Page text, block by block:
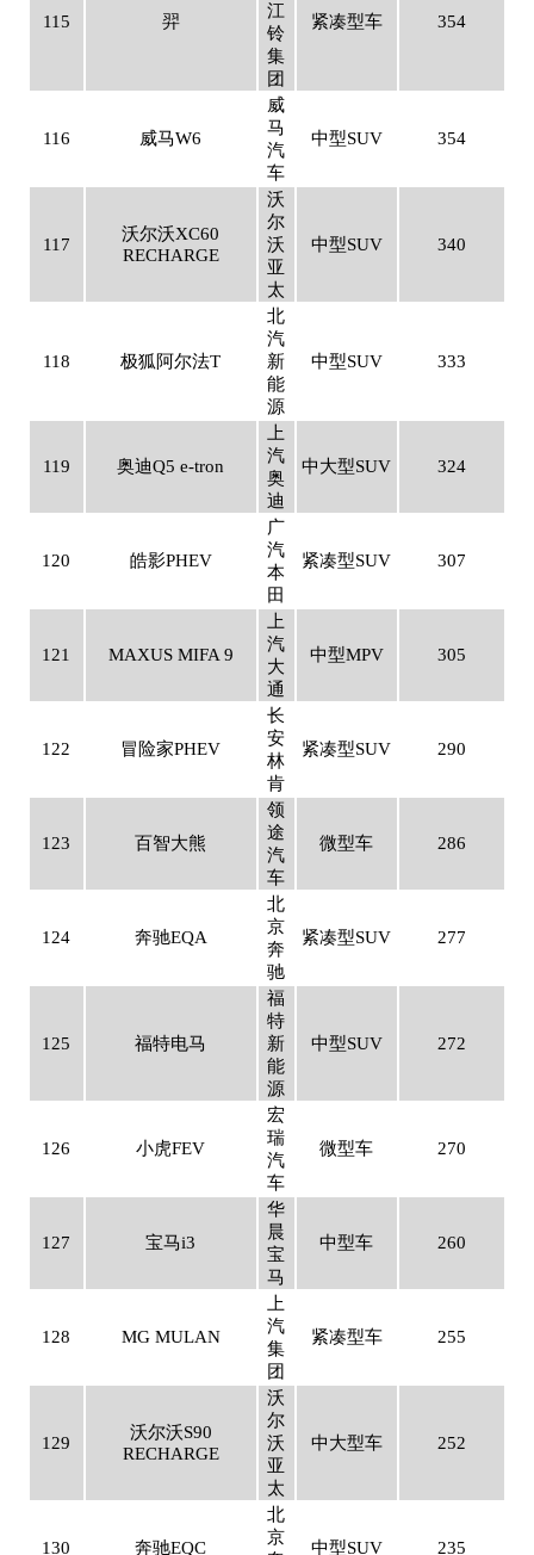
115 羿
江
铃
集
团
紧凑型车 354
116 威马W6
威
马
汽
车
中型SUV 354
117
沃尔沃XC60
RECHARGE
沃
尔
沃
亚
太
中型SUV 340
118 极狐阿尔法T
北
汽
新
能
源
中型SUV 333
119 奥迪Q5 e-tron
上
汽
奥
迪
中大型SUV 324
120 皓影PHEV
广
汽
本
田
紧凑型SUV 307
121 MAXUS MIFA 9
上
汽
大
通
中型MPV 305
122 冒险家PHEV
长
安
林
肯
紧凑型SUV 290
123 百智大熊
领
途
汽
车
微型车 286
124 奔驰EQA
北
京
奔
驰
紧凑型SUV 277
125 福特电马
福
特
新
能
源
中型SUV 272
126 小虎FEV
宏
瑞
汽
车
微型车 270
127 宝马i3
华
晨
宝
马
中型车 260
128 MG MULAN
上
汽
集
团
紧凑型车 255
129
沃尔沃S90
RECHARGE
沃
尔
沃
亚
太
中大型车 252
130 奔驰EQC
北
京
中型SUV 235